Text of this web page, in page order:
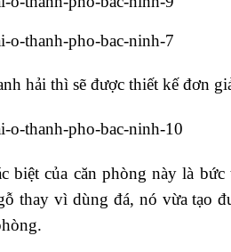
hải thì sẽ được thiết kế đơn
biệt của căn phòng này là
thay vì dùng đá, nó vừa tạo